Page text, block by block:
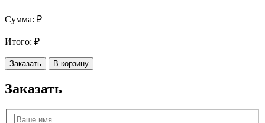
Сумма: ₽
Итого: ₽
Заказать В корзину
Заказать